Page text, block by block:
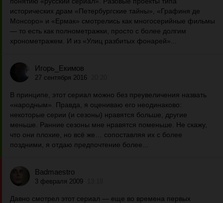
исторических драм «Петербургские тайны», «Графиня де
Монсоро» и «Ермак» смотрелись как многосерийные фильмы
— то есть как полнометражки, просто с более долгим
хронометражем. И из «Улиц разбитых фонарей»...
Игорь_Екимов
27 сентября 2016
В принципе, этот сериал можно без преувеличения назвать
«народным». Правда, я оцениваю его неодинаково:
некоторые серии (и сезоны) нравятся больше, другие
меньше. Ранние сезоны мне нравятся поменьше. Не скажу,
что они плохие, но всё же… сопоставляя их с более
поздними, я отдаю предпочтение более...
Badmaestro
3 февраля 2009
Давно смотрел этот сериал — еще во времена первых